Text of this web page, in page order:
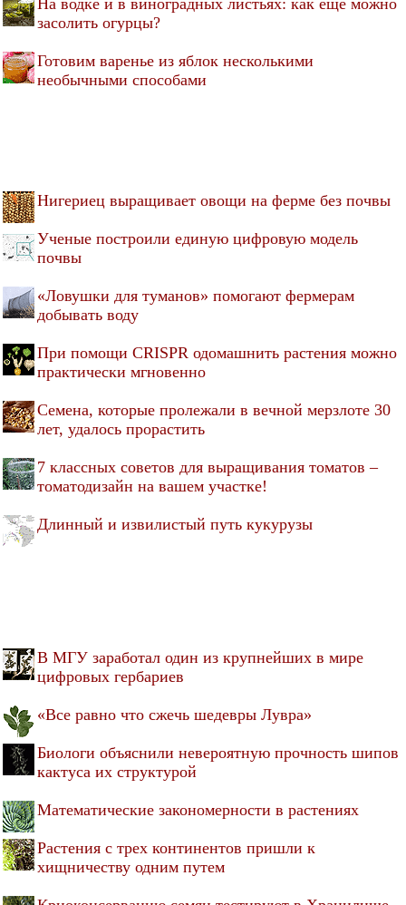
засолить огурцы?
Готовим варенье из яблок несколькими
необычными способами
Нигериец выращивает овощи на ферме без почвы
Ученые построили единую цифровую модель
почвы
«Ловушки для туманов» помогают фермерам
добывать воду
При помощи CRISPR одомашнить растения можно
практически мгновенно
Семена, которые пролежали в вечной мерзлоте 30
лет, удалось прорастить
7 классных советов для выращивания томатов –
томатодизайн на вашем участке!
Длинный и извилистый путь кукурузы
В МГУ заработал один из крупнейших в мире
цифровых гербариев
«Все равно что сжечь шедевры Лувра»
Биологи объяснили невероятную прочность шипов
кактуса их структурой
Математические закономерности в растениях
Растения с трех континентов пришли к
хищничеству одним путем